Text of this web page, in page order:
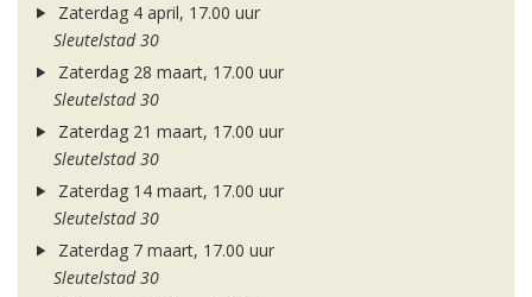
Zaterdag 4 april, 17.00 uur
Sleutelstad 30
Zaterdag 28 maart, 17.00 uur
Sleutelstad 30
Zaterdag 21 maart, 17.00 uur
Sleutelstad 30
Zaterdag 14 maart, 17.00 uur
Sleutelstad 30
Zaterdag 7 maart, 17.00 uur
Sleutelstad 30